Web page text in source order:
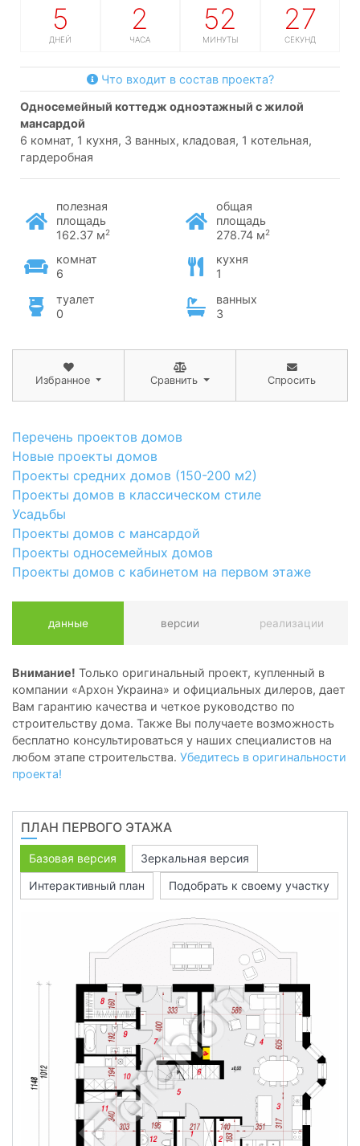
5
ДНЕЙ
2
ЧАСА
52
МИНУТЫ
26
СЕКУНД
Что входит в состав проекта?
односемейный коттедж одноэтажный с жилой
мансардой
6 комнат, 1 кухня, 3 ванных, кладовая, 1 котельная,
гардеробная
полезная
площадь
162.37 м2
общая
площадь
278.74 м2
комнат
6
кухня
1
туалет
0
ванных
3
Избранное Сравнить Спросить
Перечень проектов домов
Новые проекты домов
Проекты средних домов (150-200 м2)
Проекты домов в классическом стиле
Усадьбы
Проекты домов с мансардой
Проекты односемейных домов
Проекты домов с кабинетом на первом этаже
данные версии реализации
Внимание! Только оригинальный проект, купленный в
компании «Архон Украина» и официальных дилеров, дает
Вам гарантию качества и четкое руководство по
строительству дома. Также Вы получаете возможность
бесплатно консультироваться у наших специалистов на
любом этапе строительства. Убедитесь в оригинальности
проекта!
ПЛАН ПЕРВОГО ЭТАЖА
Базовая версия
Зеркальная версия
Интерактивный план
Подобрать к своему участку